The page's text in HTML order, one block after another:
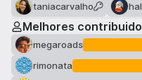
taniacarvalho
Melhores
megaroads
rimonata